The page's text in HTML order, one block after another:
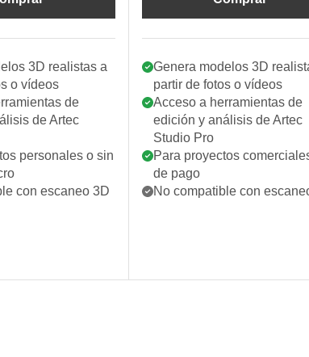
3D realistas a
o vídeos
de
de Artec
personales o sin
con escaneo 3D
Genera modelos 3D
partir de fotos o vídeos
Acceso a herramientas de
edición y análisis de Artec
Studio Pro
Para proyectos
de pago
No compatible con